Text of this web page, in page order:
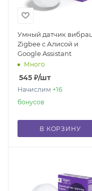
Умный датчик
Zigbee с Алисой и
Google Assistant
Много
545 ₽/шт
Начислим +16
бонусов
В КОРЗИНУ